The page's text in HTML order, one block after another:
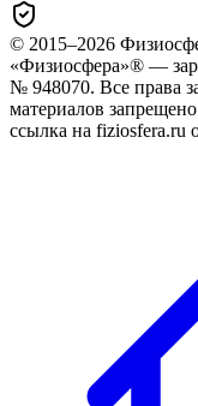
© 2015–2026
«Физиосфера»® —
№ 948070. Все права
материалов
ссылка на fiziosfera.ru